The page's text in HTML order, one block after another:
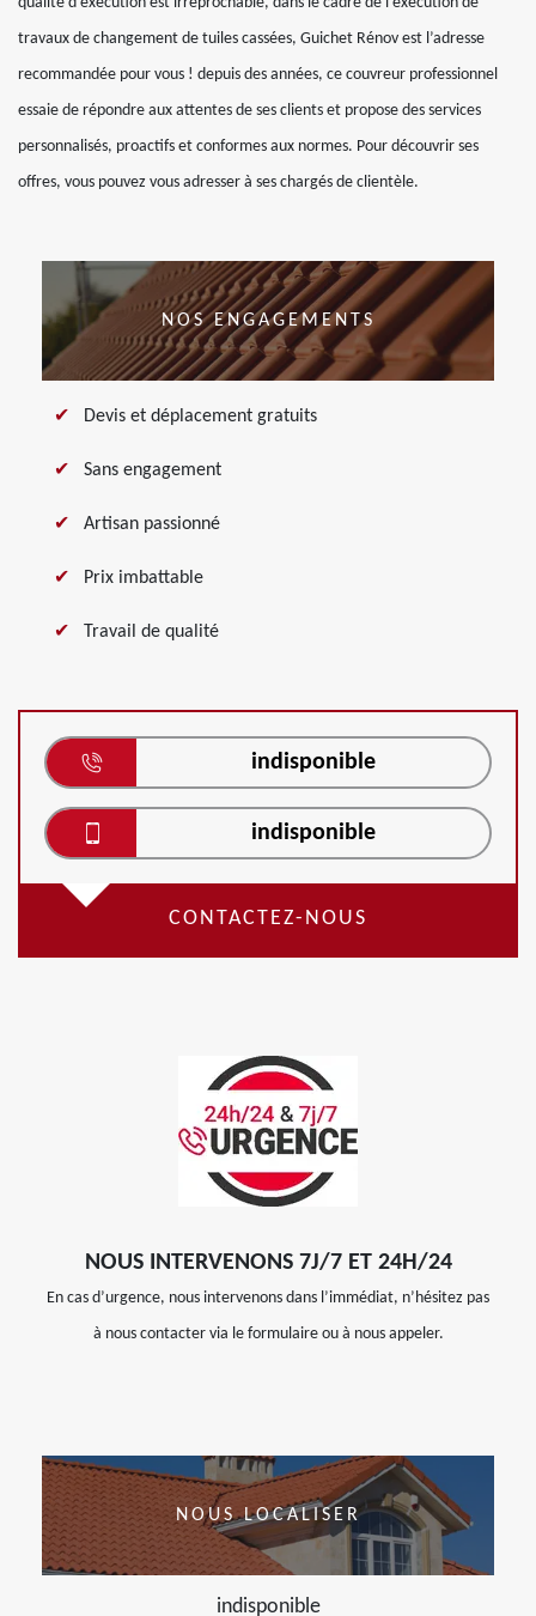
travaux de changement de tuiles cassées, Guichet Rénov est l’adresse
recommandée pour vous ! depuis des années, ce couvreur professionnel
essaie de répondre aux attentes de ses clients et propose des services
personnalisés, proactifs et conformes aux normes. Pour découvrir ses
offres, vous pouvez vous adresser à ses chargés de clientèle.
NOS ENGAGEMENTS
Devis et déplacement gratuits
Sans engagement
Artisan passionné
Prix imbattable
Travail de qualité
indisponible
indisponible
CONTACTEZ-NOUS
NOUS INTERVENONS 7J/7 ET 24H/24
En cas d’urgence, nous intervenons dans l’immédiat, n’hésitez pas
à nous contacter via le formulaire ou à nous appeler.
NOUS LOCALISER
indisponible